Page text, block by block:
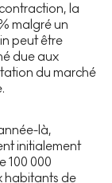
la
malgré un
peut être
due aux
du marché
là,
initialement
100 000
habitants de